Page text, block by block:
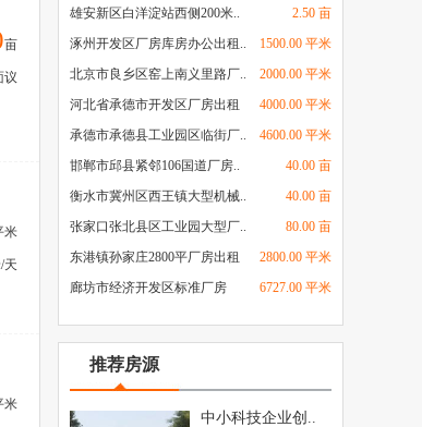
亩
议
米
天
米
雄安新区白洋淀站西侧200米..
2.50 亩
涿州开发区厂房库房办公出租..
1500.00 平米
北京市良乡区窑上南义里路厂..
2000.00 平米
河北省承德市开发区厂房出租
4000.00 平米
承德市承德县工业园区临街厂..
4600.00 平米
邯郸市邱县紧邻106国道厂房..
40.00 亩
衡水市冀州区西王镇大型机械..
40.00 亩
张家口张北县区工业园大型厂..
80.00 亩
东港镇孙家庄2800平厂房出租
2800.00 平米
廊坊市经济开发区标准厂房
6727.00 平米
推荐房源
中小科技企业创..